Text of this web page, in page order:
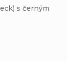
s černým